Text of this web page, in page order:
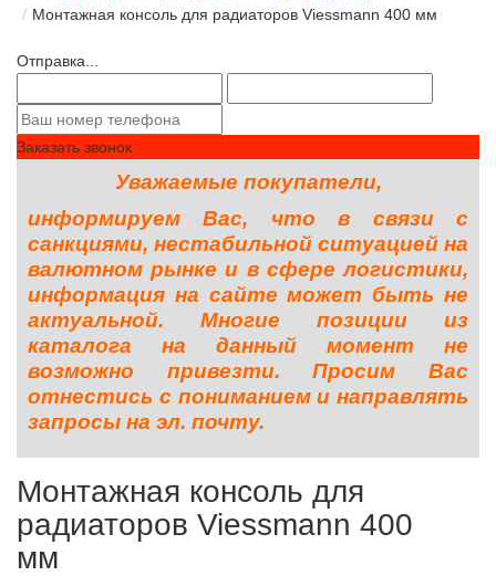
Монтажная консоль для радиаторов Viessmann 400 мм
Отправка...
Заказать звонок
Уважаемые покупатели,
информируем Вас, что в связи с
санкциями, нестабильной ситуацией на
валютном рынке и в сфере логистики,
информация на сайте может быть не
актуальной. Многие позиции из
каталога на данный момент не
возможно привезти. Просим Вас
отнестись с пониманием и направлять
запросы на эл. почту.
Монтажная консоль для
радиаторов Viessmann 400
мм